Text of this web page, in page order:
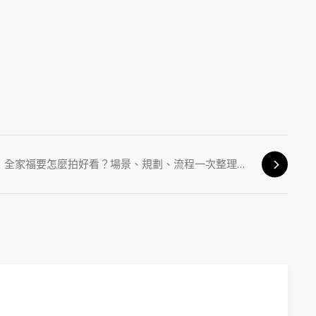
全家福要怎麼拍好看？場景、規劃、流程一次整理給你